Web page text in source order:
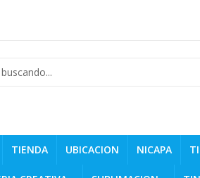
TIENDA UBICACION NICAPA